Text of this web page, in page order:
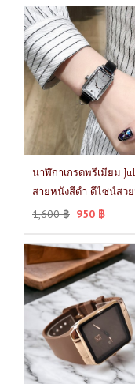
นาฬิกาเกรดพรีเมียม
สายหนังสีดำ ดีไซน์สว
1,600฿ 950 ฿